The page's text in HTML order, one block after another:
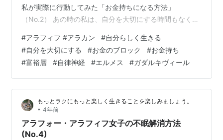
私が実際に行動してみた「お金持ちになる方法」
（No.2） あの時の私は、自分を大切にする時間もなく心
器たちとの出会いは私に「豊かさ」を取り戻すきっかけ
となったのです😂✨ ⇒ ☕赤いカップ☕ 私はエルメスの食
器というと、動物の絵柄というイメージがあり、この幾
何学模様のような柄は本来の私の好みというわけではあ
りません。 でも、確かにこのマグカップを自分自身で選
んで毎日使い、なぜか自分の体の…
#アラフィフ #アラカン #自分らしく生きる
#自分を大切にする #お金のブロック #お金持ち
#富裕層 #自律神経 #エルメス #ガダルキヴィール
もっとラクにもっと楽しく生きることを楽しみましょう。
• 4年前
アラフォー・アラフィフ女子の不眠解消方法
(No.4)